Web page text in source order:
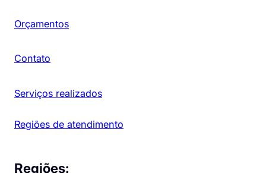
Orçamentos
Contato
Serviços realizados
Regiões de atendimento
Regiões: